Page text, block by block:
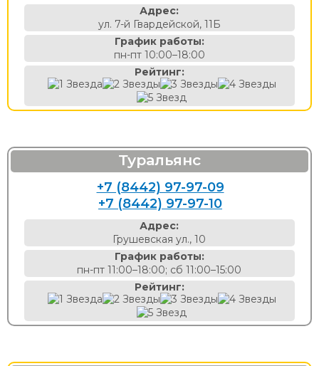
Адрес:
ул. 7-й Гвардейской, 11Б
График работы:
пн-пт 10:00–18:00
Рейтинг:
Туральянс
+7 (8442) 97-97-09
+7 (8442) 97-97-10
Адрес:
Грушевская ул., 10
График работы:
пн-пт 11:00–18:00; сб 11:00–15:00
Рейтинг: